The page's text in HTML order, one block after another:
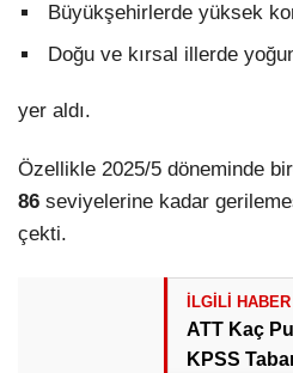
Büyükşehirlerde yüksek
Doğu ve kırsal illerde
yer aldı.
Özellikle 2025/5 döneminde
86 seviyelerine kadar
çekti.
ATT Kaç
KPSS